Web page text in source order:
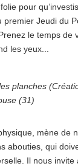
pour
premier Jeudi du
le temps de
les yeux...
planches
(31)
mène de
abouties, qui
Il nous invite